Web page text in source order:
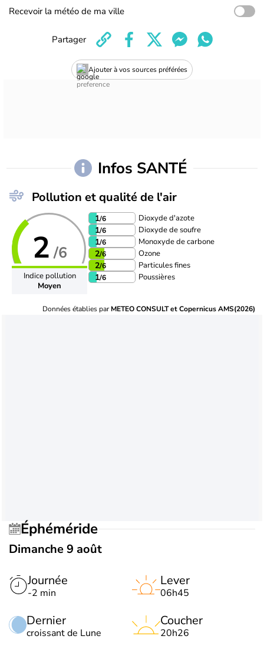
Recevoir la météo de ma ville
Ajouter à vos sources préférées
Partager
Infos SANTÉ
Pollution et qualité de l'air
2 /6
Indice pollution
Moyen
1/6 Dioxyde d'azote
1/6 Dioxyde de soufre
1/6 Monoxyde de carbone
2/6 Ozone
2/6 Particules fines
1/6 Poussières
Données établies parMETEO CONSULT et Copernicus AMS(2026)
Éphéméride
Dimanche 9 août
Journée
-2 min
Dernier
croissant de Lune
Lever
06h45
Coucher
20h26